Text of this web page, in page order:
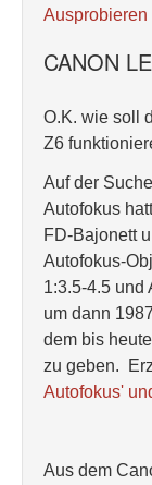
Ausprobieren
CANON
O.K. wie soll
Z6
Auf der
Autofokus
FD-Bajonett
Autofokus-
1:3.5-4.5 und
um dann
dem bis
zu geben.
Autofokus'
Aus dem